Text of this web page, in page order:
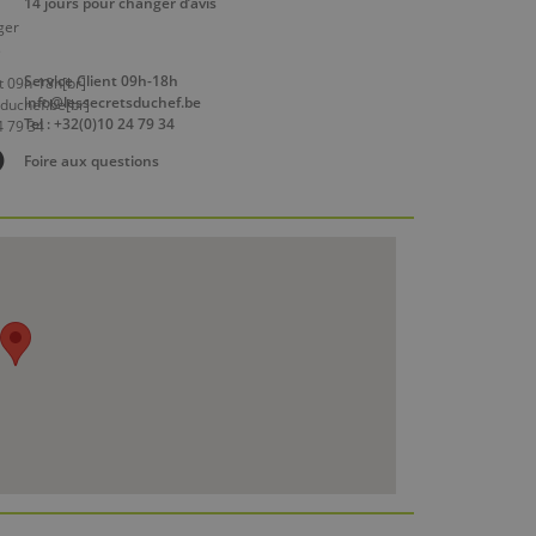
Service Client 09h-18h
info@lessecretsduchef.be
Tel : +32(0)10 24 79 34
Foire aux questions